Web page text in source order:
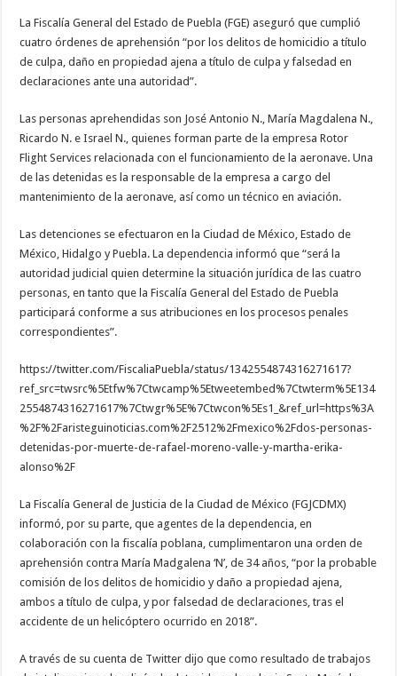
La Fiscalía General del Estado de Puebla (FGE) aseguró que cumplió
cuatro órdenes de aprehensión “por los delitos de homicidio a título
de culpa, daño en propiedad ajena a título de culpa y falsedad en
declaraciones ante una autoridad”.
Las personas aprehendidas son José Antonio N., María Magdalena N.,
Ricardo N. e Israel N., quienes forman parte de la empresa Rotor
Flight Services relacionada con el funcionamiento de la aeronave. Una
de las detenidas es la responsable de la empresa a cargo del
mantenimiento de la aeronave, así como un técnico en aviación.
Las detenciones se efectuaron en la Ciudad de México, Estado de
México, Hidalgo y Puebla. La dependencia informó que “será la
autoridad judicial quien determine la situación jurídica de las cuatro
personas, en tanto que la Fiscalía General del Estado de Puebla
participará conforme a sus atribuciones en los procesos penales
correspondientes”.
https://twitter.com/FiscaliaPuebla/status/1342554874316271617?
ref_src=twsrc%5Etfw%7Ctwcamp%5Etweetembed%7Ctwterm%5E134
2554874316271617%7Ctwgr%5E%7Ctwcon%5Es1_&ref_url=https%3A
%2F%2Faristeguinoticias.com%2F2512%2Fmexico%2Fdos-personas-
detenidas-por-muerte-de-rafael-moreno-valle-y-martha-erika-
alonso%2F
La Fiscalía General de Justicia de la Ciudad de México (FGJCDMX)
informó, por su parte, que agentes de la dependencia, en
colaboración con la fiscalía poblana, cumplimentaron una orden de
aprehensión contra María Madgalena ‘N’, de 34 años, “por la probable
comisión de los delitos de homicidio y daño a propiedad ajena,
ambos a título de culpa, y por falsedad de declaraciones, tras el
accidente de un helicóptero ocurrido en 2018”.
A través de su cuenta de Twitter dijo que como resultado de trabajos